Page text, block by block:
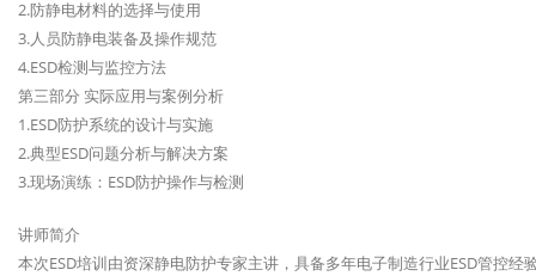
2.防静电材料的选择与使用
3.人员防静电装备及操作规范
4.ESD检测与监控方法
第三部分 实际应用与案例分析
1.ESD防护系统的设计与实施
2.典型ESD问题分析与解决方案
3.现场演练：ESD防护操作与检测
讲师简介
本次ESD培训由资深静电防护专家主讲，具备多年电子制造行业ESD管控